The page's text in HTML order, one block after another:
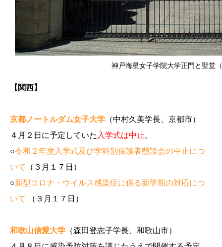
神戸海星女子学院大学正門と聖堂
【関西】
京都ノートルダム女子大学 （中村久美学長、京都市）
４月２日に予定していた 入学式は中止 。
○令和２年度入学式及び学科別保護者懇談会の中止につ
いて
（３月１７日）
○新型コロナ・ウイルス感染症に係る新学期の対応につ
いて
（３月１７日）
和歌山信愛大学 （森田登志子学長、和歌山市）